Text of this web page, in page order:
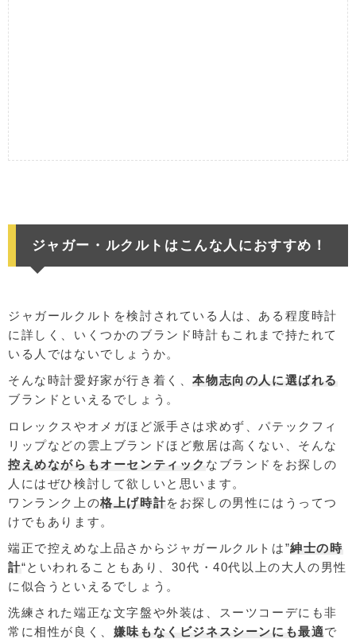
ジャガー・ルクルトはこんな人におすすめ！
ジャガールクルトを検討されている人は、ある程度時計
に詳しく、いくつかのブランド時計もこれまで持たれて
いる人ではないでしょうか。
そんな時計愛好家が行き着く、本物志向の人に選ばれる
ブランドといえるでしょう。
ロレックスやオメガほど派手さは求めず、パテックフィ
リップなどの雲上ブランドほど敷居は高くない、そんな
控えめながらもオーセンティック なブランドをお探しの
人にはぜひ検討して欲しいと思います。
ワンランク上の格上げ時計をお探しの男性にはうってつ
けでもあります。
端正で控えめな上品さからジャガールクルトは”紳士の時
計“といわれることもあり、30代・40代以上の大人の男性
に似合うといえるでしょう。
洗練された端正な文字盤や外装は、スーツコーデにも非
常に相性が良く、 嫌味もなくビジネスシーンにも最適で